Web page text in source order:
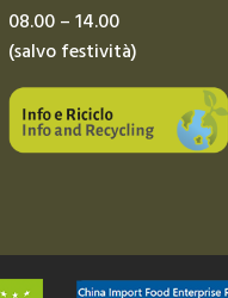
08.00 – 14.00
(salvo festività)